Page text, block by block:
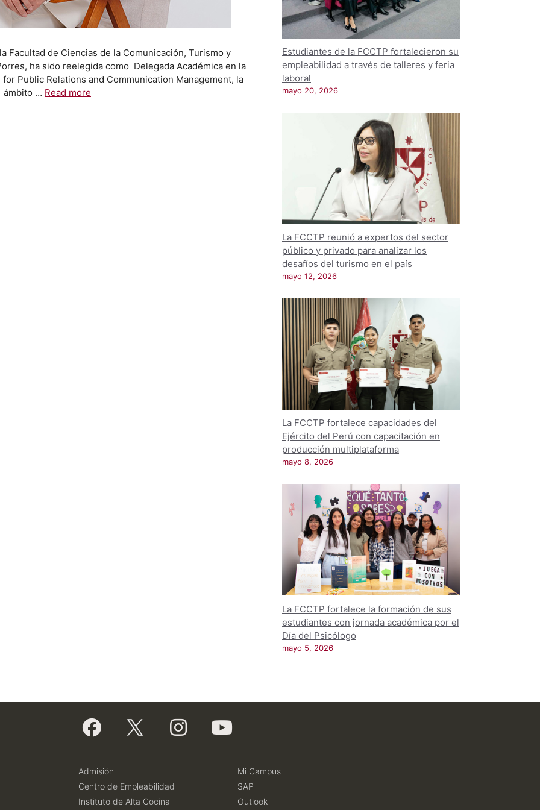
Facultad de Ciencias de la Comunicación, Turismo y
ha sido reelegida como Delegada Académica en la
Public Relations and Communication Management, la
ámbito … Read more
Estudiantes de la FCCTP fortalecieron su
empleabilidad a través de talleres y feria
laboral
mayo 20, 2026
La FCCTP reunió a expertos del sector
público y privado para analizar los
desafíos del turismo en el país
mayo 12, 2026
La FCCTP fortalece capacidades del
Ejército del Perú con capacitación en
producción multiplataforma
mayo 8, 2026
La FCCTP fortalece la formación de sus
estudiantes con jornada académica por el
Día del Psicólogo
mayo 5, 2026
Admisión
Centro de Empleabilidad
Instituto de Alta Cocina
Mi Campus
SAP
Outlook